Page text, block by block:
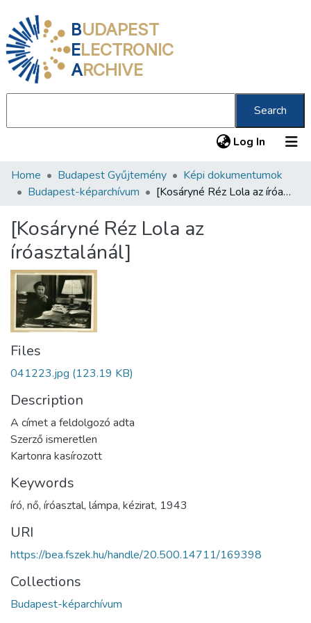
BUDAPEST
ELECTRONIC
ARCHIVE
Search
Log In (current)
Communities & Collections
Statistics
About us
Home Budapest Gyűjtemény
Képi dokumentumok
Budapest-képarchívum
[Kosáryné Réz Lola az íróasztalánál]
[Kosáryné Réz Lola az
íróasztalánál]
Files
041223.jpg (123.19 KB)
Description
A címet a feldolgozó adta
Szerző ismeretlen
Kartonra kasírozott
Keywords
író, nő, íróasztal, lámpa, kézirat, 1943
URI
https://bea.fszek.hu/handle/20.500.14711/169398
Collections
Budapest-képarchívum